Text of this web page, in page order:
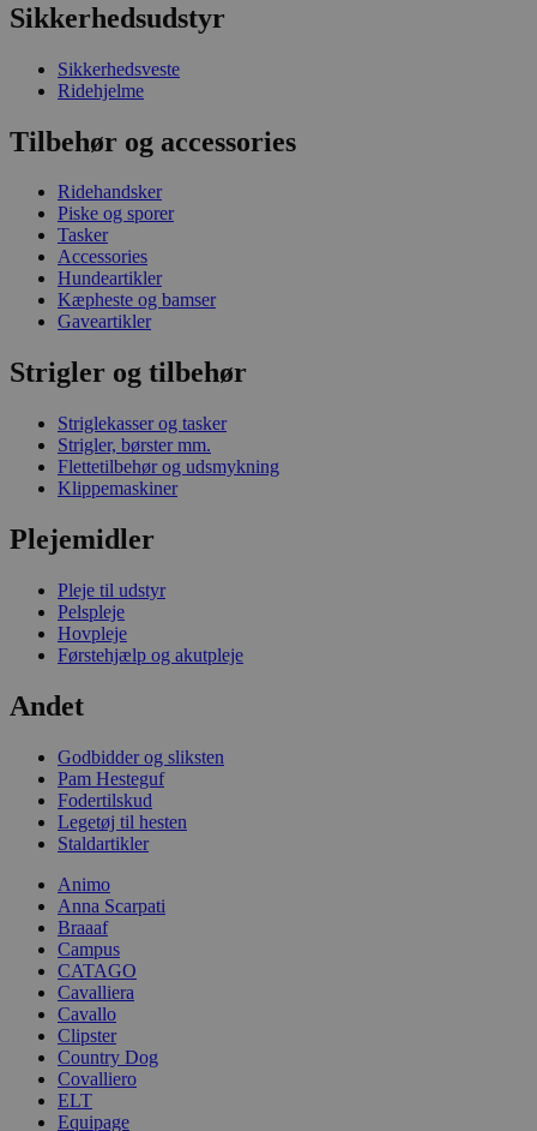
Sikkerhedsudstyr
Sikkerhedsveste
Ridehjelme
Tilbehør og accessories
Ridehandsker
Piske og sporer
Tasker
Accessories
Hundeartikler
Kæpheste og bamser
Gaveartikler
Strigler og tilbehør
Striglekasser og tasker
Strigler, børster mm.
Flettetilbehør og udsmykning
Klippemaskiner
Plejemidler
Pleje til udstyr
Pelspleje
Hovpleje
Førstehjælp og akutpleje
Andet
Godbidder og sliksten
Pam Hesteguf
Fodertilskud
Legetøj til hesten
Staldartikler
Animo
Anna Scarpati
Braaaf
Campus
CATAGO
Cavalliera
Cavallo
Clipster
Country Dog
Covalliero
ELT
Equipage